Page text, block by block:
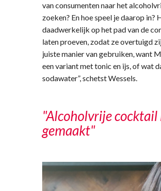
van consumenten naar het
zoeken? En hoe speel je daarop
daadwerkelijk op het pad van de
laten proeven, zodat ze overtuigd
juiste manier van gebruiken, want
een variant met tonic en ijs, of wat
sodawater”, schetst Wessels.
"Alcoholvrije
gemaakt"